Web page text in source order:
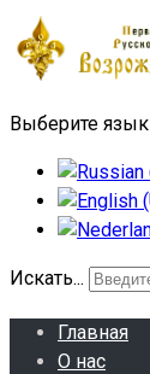
Выберите язык
Искать...
Главная
О нас